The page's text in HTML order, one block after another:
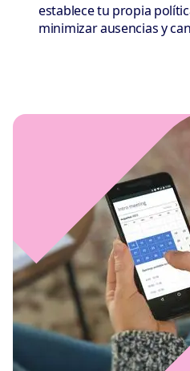
establece tu propia
minimizar ausencias y